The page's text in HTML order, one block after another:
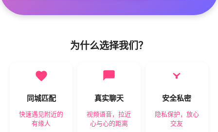
为什么选择我们？
同城匹配
快速遇见附近的
有缘人
真实聊天
视频语音，拉近
心与心的距离
安全私密
隐私保护，放心
交友